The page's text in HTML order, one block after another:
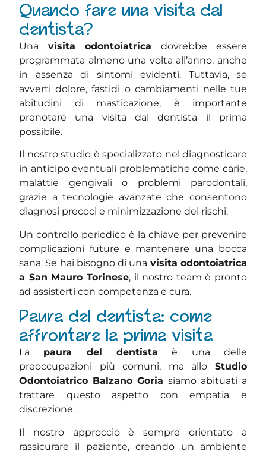
Quando fare una visita dal
dentista?
Una visita odontoiatrica dovrebbe essere
programmata almeno una volta all’anno, anche
in assenza di sintomi evidenti. Tuttavia, se
avverti dolore, fastidi o cambiamenti nelle tue
abitudini di masticazione, è importante
prenotare una visita dal dentista il prima
possibile.
Il nostro studio è specializzato nel diagnosticare
in anticipo eventuali problematiche come carie,
malattie gengivali o problemi parodontali,
grazie a tecnologie avanzate che consentono
diagnosi precoci e minimizzazione dei rischi.
Un controllo periodico è la chiave per prevenire
complicazioni future e mantenere una bocca
sana. Se hai bisogno di una visita odontoiatrica
a San Mauro Torinese, il nostro team è pronto
ad assisterti con competenza e cura.
Paura del dentista: come
affrontare la prima visita
La paura del dentista è una delle
preoccupazioni più comuni, ma allo Studio
Odontoiatrico Balzano Goria siamo abituati a
trattare questo aspetto con empatia e
discrezione.
Il nostro approccio è sempre orientato a
rassicurare il paziente, creando un ambiente